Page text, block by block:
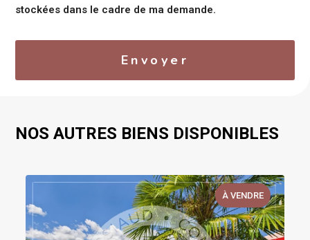
stockées dans le cadre de ma demande.
Envoyer
NOS AUTRES BIENS DISPONIBLES
À VENDRE